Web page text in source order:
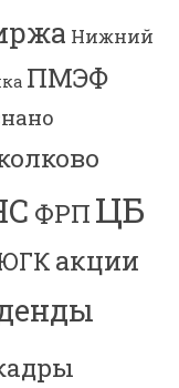
Нижний
ПМЭФ
ФРП ЦБ
акции